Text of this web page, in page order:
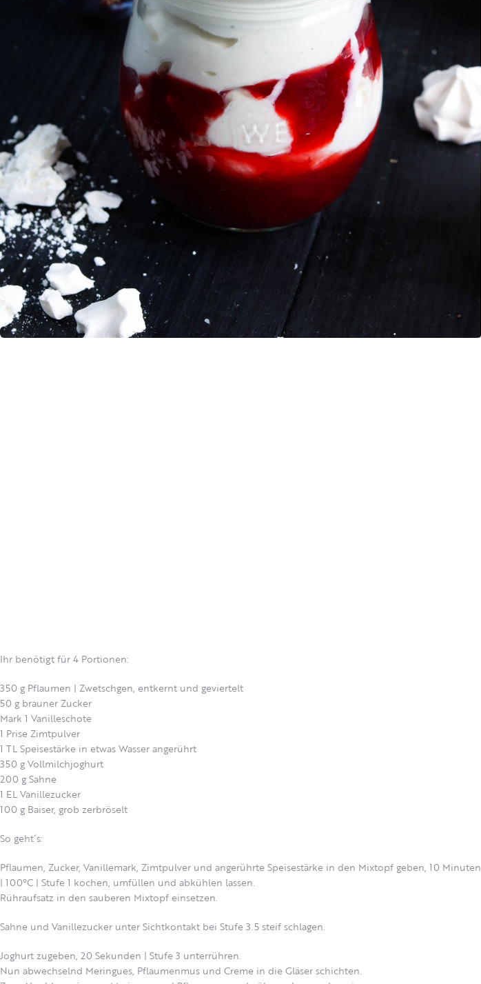
Ihr benötigt für 4 Portionen:
350 g Pflaumen | Zwetschgen, entkernt und geviertelt
50 gbrauner Zucker
Mark 1 Vanilleschote
1 Prise Zimtpulver
1 TLSpeisestärke in etwas Wasser angerührt
350 gVollmilchjoghurt
200 g Sahne
1 EL Vanillezucker
100 gBaiser, grob zerbröselt
So geht´s:
Pflaumen, Zucker, Vanillemark, Zimtpulver und angerührte Speisestärke in den Mixtopf geben, 10 Minuten
| 100°C | Stufe 1 kochen, umfüllen und abkühlen lassen.
Rühraufsatz in den sauberen Mixtopf einsetzen.
Sahne und Vanillezucker unter Sichtkontakt bei Stufe 3.5 steif schlagen.
Joghurt zugeben, 20 Sekunden | Stufe 3 unterrühren.
Nun abwechselnd Meringues, Pflaumenmus und Creme in die Gläser schichten.